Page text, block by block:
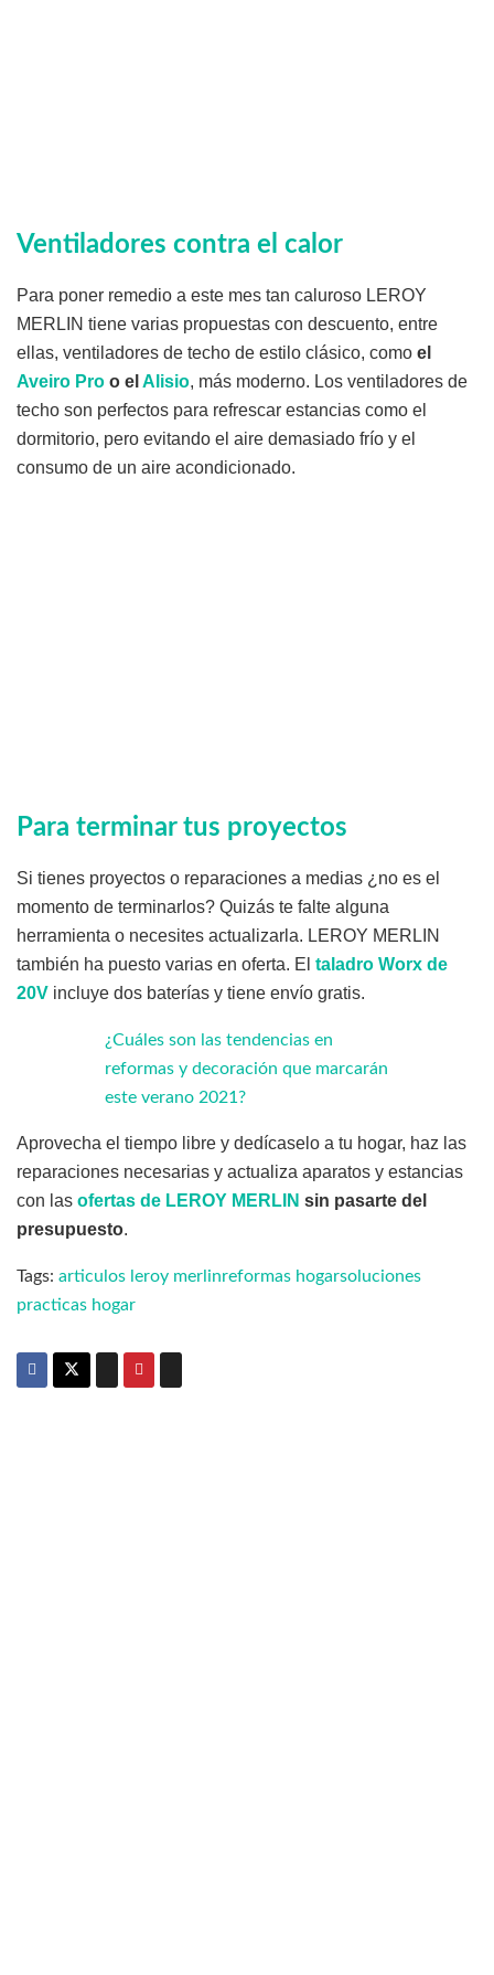
Ventiladores contra el calor
Para poner remedio a este mes tan caluroso LEROY
MERLIN tiene varias propuestas con descuento, entre
ellas, ventiladores de techo de estilo clásico, como el
Aveiro Pro o el Alisio, más moderno. Los ventiladores de
techo son perfectos para refrescar estancias como el
dormitorio, pero evitando el aire demasiado frío y el
consumo de un aire acondicionado.
Para terminar tus proyectos
Si tienes proyectos o reparaciones a medias ¿no es el
momento de terminarlos? Quizás te falte alguna
herramienta o necesites actualizarla. LEROY MERLIN
también ha puesto varias en oferta. El taladro Worx de
20V incluye dos baterías y tiene envío gratis.
¿Cuáles son las tendencias en
reformas y decoración que marcarán
este verano 2021?
Aprovecha el tiempo libre y dedícaselo a tu hogar, haz las
reparaciones necesarias y actualiza aparatos y estancias
con las ofertas de LEROY MERLIN sin pasarte del
presupuesto.
Tags: articulos leroy merlinreformas hogarsoluciones
practicas hogar